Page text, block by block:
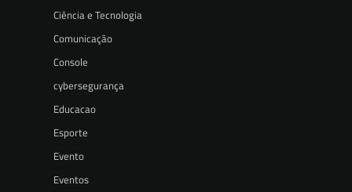
Ciência e Tecnologia
Comunicação
Console
cybersegurança
Educacao
Esporte
Evento
Eventos